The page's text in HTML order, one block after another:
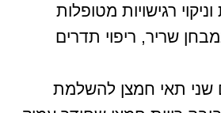
רגישויות מטופלות
שריר, ריפוי תדרים
שני תאי חמצן להשלמת